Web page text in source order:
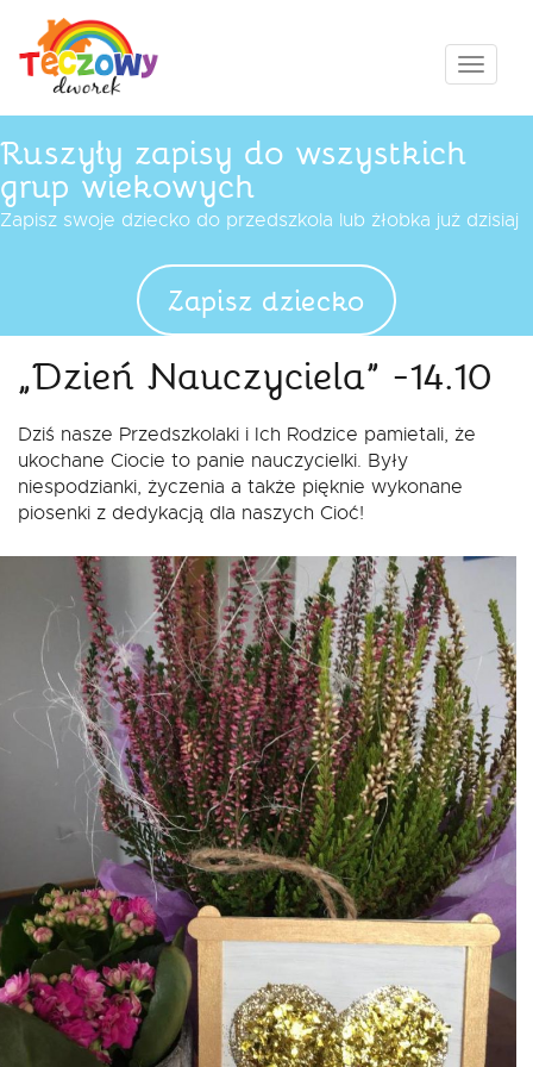
Przejdź
treści
Pokaż
Ruszyły zapisy do wszystkich
grup wiekowych
Zapisz swoje dziecko do przedszkola lub żłobka już dzisiaj
Zapisz dziecko
„Dzień Nauczyciela” -14.10
Dziś nasze Przedszkolaki i Ich Rodzice pamietali, że
ukochane Ciocie to panie nauczycielki. Były
niespodzianki, życzenia a także pięknie wykonane
piosenki z dedykacją dla naszych Cioć!